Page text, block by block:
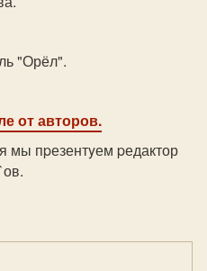
"Орёл".
от авторов.
мы пpезентyем pедактор